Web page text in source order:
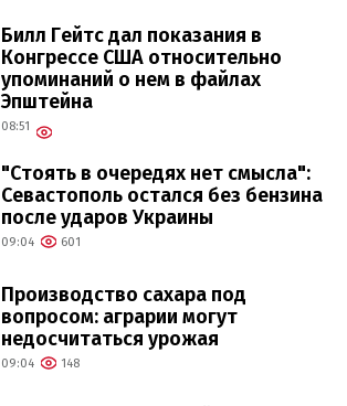
Билл Гейтс дал показания в
Конгрессе США относительно
упоминаний о нем в файлах
Эпштейна
08:51
"Стоять в очередях нет смысла":
Севастополь остался без бензина
после ударов Украины
09:04 601
Производство сахара под
вопросом: аграрии могут
недосчитаться урожая
09:04 148